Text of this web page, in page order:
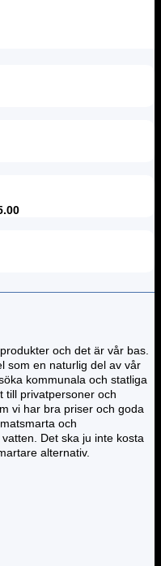
och det är vår bas.
som en naturlig del av vår
kommunala och statliga
till privatpersoner och
vi har bra priser och goda
och
Det ska ju inte kosta
alternativ.